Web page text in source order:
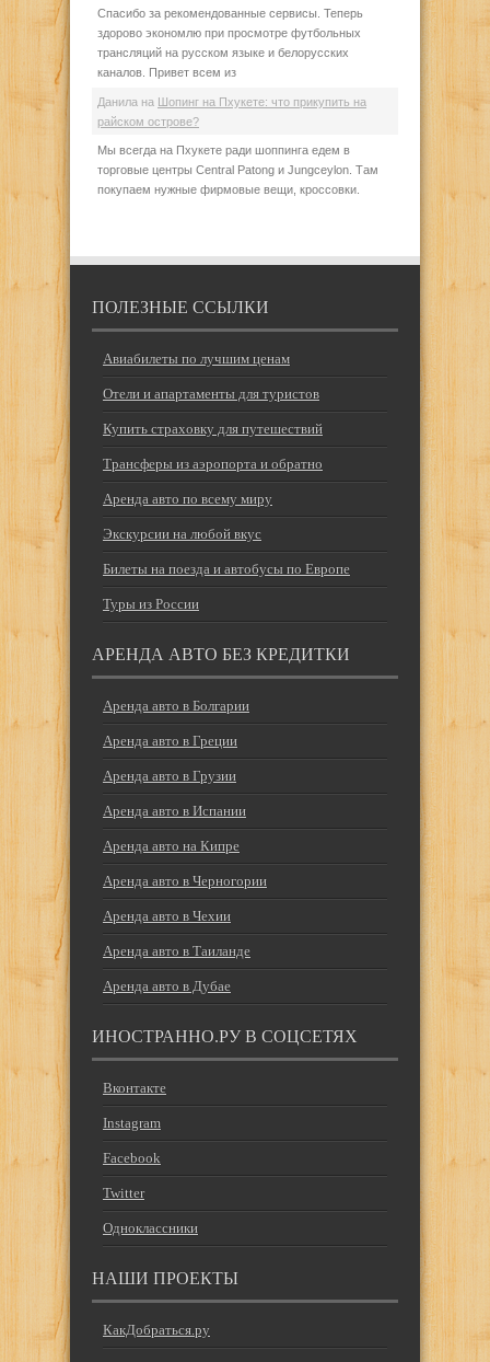
Спасибо за рекомендованные сервисы. Теперь
здорово экономлю при просмотре футбольных
трансляций на русском языке и белорусских
каналов. Привет всем из
Данила на Шопинг на Пхукете: что прикупить на
райском острове?
Мы всегда на Пхукете ради шоппинга едем в
торговые центры Central Patong и Jungceylon. Там
покупаем нужные фирмовые вещи, кроссовки.
ПОЛЕЗНЫЕ ССЫЛКИ
Авиабилеты по лучшим ценам
Отели и апартаменты для туристов
Купить страховку для путешествий
Трансферы из аэропорта и обратно
Аренда авто по всему миру
Экскурсии на любой вкус
Билеты на поезда и автобусы по Европе
Туры из России
АРЕНДА АВТО БЕЗ КРЕДИТКИ
Аренда авто в Болгарии
Аренда авто в Греции
Аренда авто в Грузии
Аренда авто в Испании
Аренда авто на Кипре
Аренда авто в Черногории
Аренда авто в Чехии
Аренда авто в Таиланде
Аренда авто в Дубае
ИНОСТРАННО.РУ В СОЦСЕТЯХ
Вконтакте
Instagram
Facebook
Twitter
Одноклассники
НАШИ ПРОЕКТЫ
КакДобраться.ру